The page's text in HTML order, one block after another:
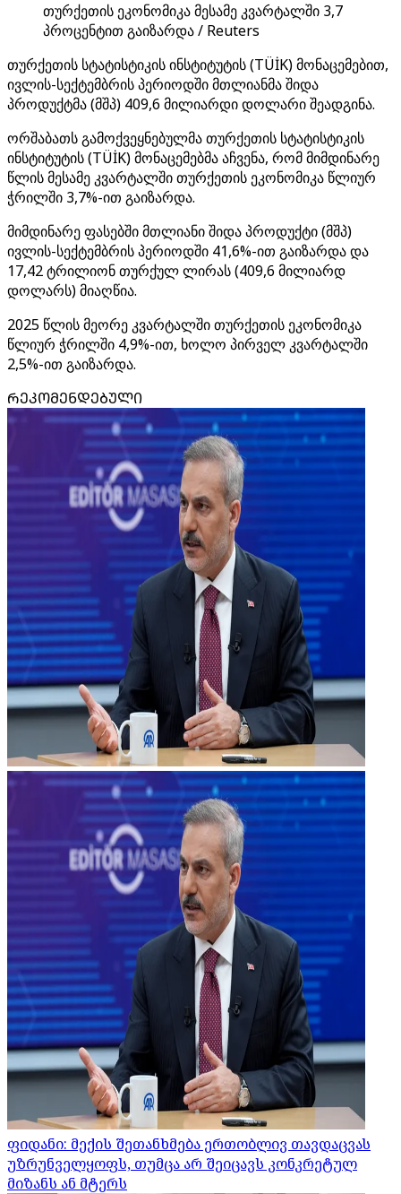
თურქეთის ეკონომიკა მესამე კვარტალში 3,7
პროცენტით გაიზარდა / Reuters
თურქეთის სტატისტიკის ინსტიტუტის (TÜİK) მონაცემებით,
ივლის-სექტემბრის პერიოდში მთლიანმა შიდა
პროდუქტმა (მშპ) 409,6 მილიარდი დოლარი შეადგინა.
ორშაბათს გამოქვეყნებულმა თურქეთის სტატისტიკის
ინსტიტუტის (TÜİK) მონაცემებმა აჩვენა, რომ მიმდინარე
წლის მესამე კვარტალში თურქეთის ეკონომიკა წლიურ
ჭრილში 3,7%-ით გაიზარდა.
მიმდინარე ფასებში მთლიანი შიდა პროდუქტი (მშპ)
ივლის-სექტემბრის პერიოდში 41,6%-ით გაიზარდა და
17,42 ტრილიონ თურქულ ლირას (409,6 მილიარდ
დოლარს) მიაღწია.
2025 წლის მეორე კვარტალში თურქეთის ეკონომიკა
წლიურ ჭრილში 4,9%-ით, ხოლო პირველ კვარტალში
2,5%-ით გაიზარდა.
ᲠᲔᲙᲝᲛᲔᲜᲓᲔᲑᲣᲚᲘ
ფიდანი: მექის შეთანხმება ერთობლივ თავდაცვას
უზრუნველყოფს, თუმცა არ შეიცავს კონკრეტულ
მიზანს ან მტერს